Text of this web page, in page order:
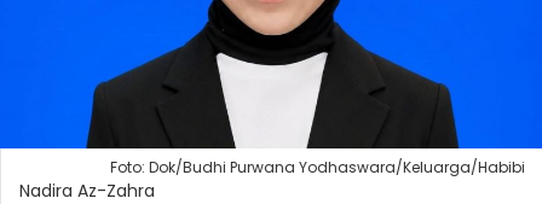
Foto: Dok/Budhi Purwana Yodhaswara/Keluarga/Habibi
Nadira Az-Zahra